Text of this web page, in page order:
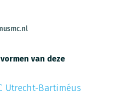
van deze
Utrecht-Bartiméus